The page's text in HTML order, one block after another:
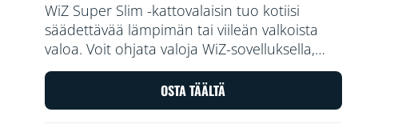
WiZ Super Slim -kattovalaisin tuo kotiisi
säädettävää lämpimän tai viileän valkoista
valoa. Voit ohjata valoja WiZ-sovelluksella,
himmentää ja kirkastaa valoja
äänikomennoilla sekä käyttää esiasetettuja
valotiloja Wi-Fi-kokoonpanoissa.
OSTA TÄÄLTÄ